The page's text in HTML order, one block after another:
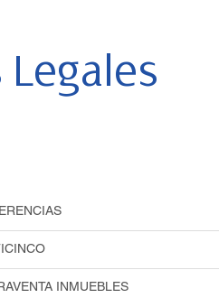
INMUEBLES